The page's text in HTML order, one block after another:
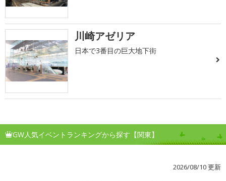
川崎アゼリア
日本で3番目の巨大地下街
GW人気イベントランキングから探す【関東】
2026/08/10 更新